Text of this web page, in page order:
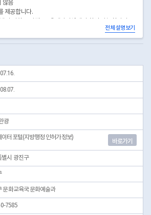
않음
제공합니다.
dataList/OA-22872/S/1/datasetView.do)전체 설명보기
광
이터포털(지방행정 인허가정보)
바로가기
별시 광진구
문화교육국 문화예술과
7585